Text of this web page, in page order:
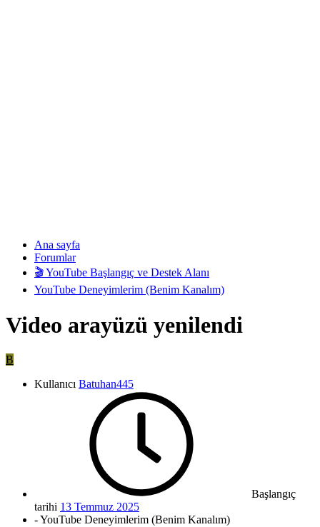
Ana sayfa
Forumlar
🎬 YouTube Başlangıç ve Destek Alanı
YouTube Deneyimlerim (Benim Kanalım)
Video arayüzü yenilendi
B
Kullanıcı Batuhan445
Başlangıç
tarihi 13 Temmuz 2025
- YouTube Deneyimlerim (Benim Kanalım)